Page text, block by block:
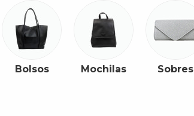
Bolsos Mochilas Sobres